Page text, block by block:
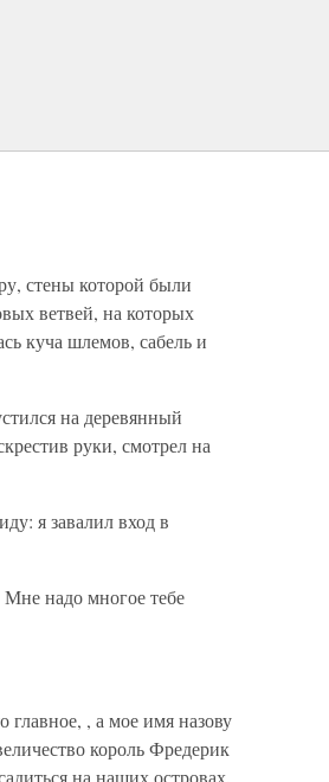
стены которой были
ветвей, на которых
куча шлемов, сабель и
на деревянный
руки, смотрел на
я завалил вход в
надо многое тебе
, а мое имя назову
король Фредерик
на наших островах,